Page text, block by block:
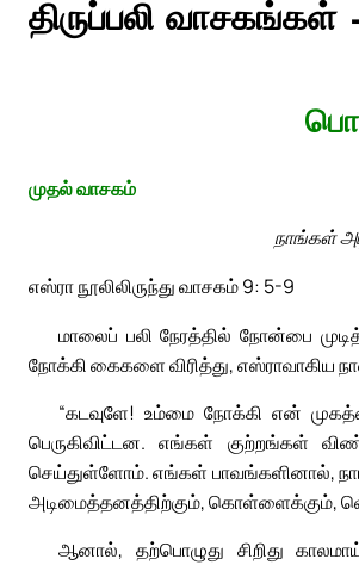
திருப்பலி வாசகங்கள்
முதல் வாசகம்
நாங்கள்
எஸ்ரா நூலிலிருந்து வாசகம் 9: 5-9
மாலைப் பலி நேரத்தில் நோன்பை
நோக்கி கைகளை விரித்து, எஸ்ராவாகிய
“கடவுளே! உம்மை நோக்கி என்
பெருகிவிட்டன. எங்கள் குற்றங்கள்
செய்துள்ளோம். எங்கள் பாவங்களினால்,
அடிமைத்தனத்திற்கும், கொள்ளைக்கும்,
ஆனால், தற்பொழுது சிறிது